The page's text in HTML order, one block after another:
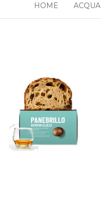
HOME ACQUA